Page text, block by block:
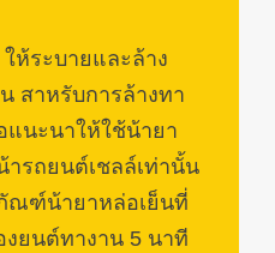
ห้ระบายและล้าง
สาหรับการล้างทา
แนะนาให้ใช้น้ายา
รถยนต์เชลล์เท่านั้น
ณฑ์น้ายาหล่อเย็นที่
งยนต์ทางาน 5 นาที